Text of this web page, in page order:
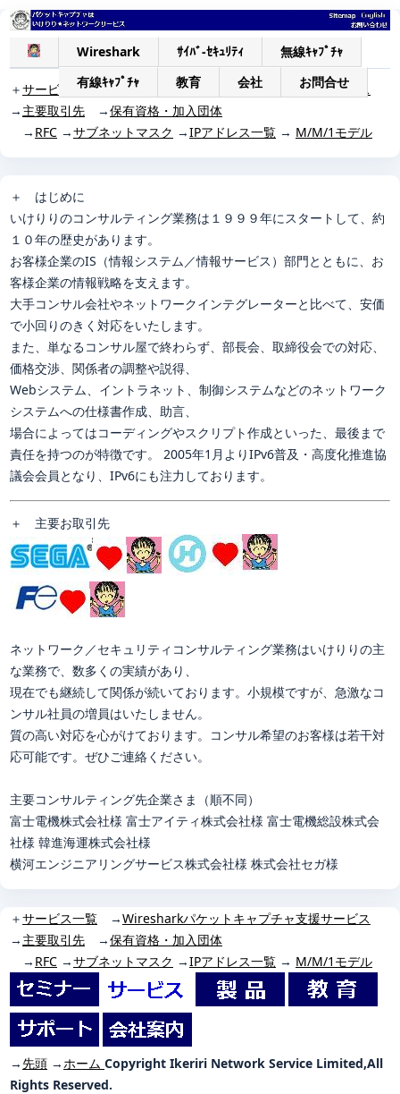
Wireshark ｻｲﾊﾞ-ｾｷｭﾘﾃｨ
無線ｷｬﾌﾟﾁｬ
有線ｷｬﾌﾟﾁｬ
教育 会社 お問合せ
＋サービス一覧→ Wiresharkパケットキャプチャ支援サービス
→ 主要取引先 →保有資格・加入団体
→ RFC →サブネットマスク →IPアドレス一覧 → M/M/1モデル
＋ はじめに
いけりりのコンサルティング業務は１９９９年にスタートして、約
１０年の歴史があります。
お客様企業のIS（情報システム／情報サービス）部門とともに、お
客様企業の情報戦略を支えます。
大手コンサル会社やネットワークインテグレーターと比べて、安価
で小回りのきく対応をいたします。
また、単なるコンサル屋で終わらず、部長会、取締役会での対応、
価格交渉、関係者の調整や説得、
Webシステム、イントラネット、制御システムなどのネットワーク
システムへの仕様書作成、助言、
場合によってはコーディングやスクリプト作成といった、最後まで
責任を持つのが特徴です。 2005年1月よりIPv6普及・高度化推進協
議会会員となり、IPv6にも注力しております。
＋ 主要お取引先
ネットワーク／セキュリティコンサルティング業務はいけりりの主
な業務で、数多くの実績があり、
現在でも継続して関係が続いております。小規模ですが、急激なコ
ンサル社員の増員はいたしません。
質の高い対応を心がけております。コンサル希望のお客様は若干対
応可能です。ぜひご連絡ください。
主要コンサルティング先企業さま（順不同）
富士電機株式会社様 富士アイティ株式会社様 富士電機総設株式会
社様 韓進海運株式会社様
横河エンジニアリングサービス株式会社様 株式会社セガ様
＋サービス一覧 →Wiresharkパケットキャプチャ支援サービス
→ 主要取引先 →保有資格・加入団体
→ RFC →サブネットマスク →IPアドレス一覧 → M/M/1モデル
→先頭 →ホーム Copyright Ikeriri Network Service Limited,All
Rights Reserved.